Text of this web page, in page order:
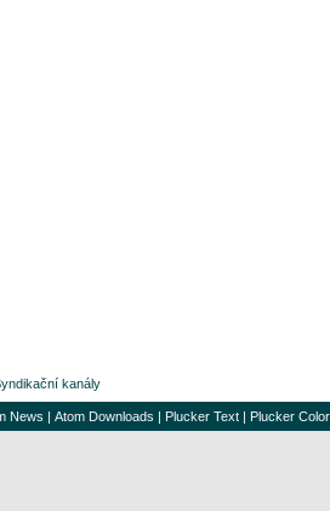
kanály
News | Atom Downloads | Plucker Text | Plucker Color